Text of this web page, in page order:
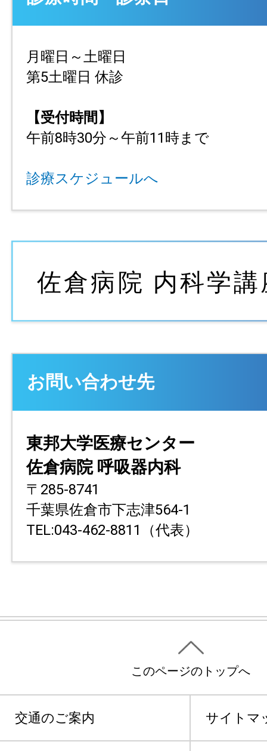
月曜日～土曜日
第5土曜日 休診
【受付時間】
午前8時30分～午前11時まで
診療スケジュールへ
お問い合わせ先
東邦大学医療センター
佐倉病院 呼吸器内科
〒285-8741
千葉県佐倉市下志津564-1
TEL:043-462-8811（代表）
このページのトップへ
交通のご案内 サイトマ